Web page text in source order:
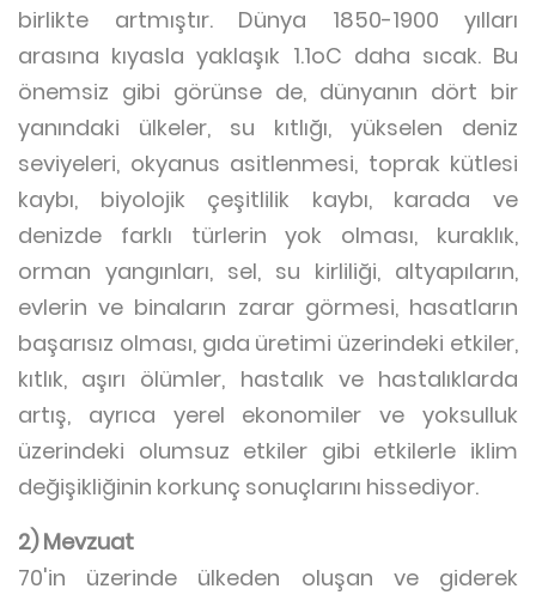
birlikte artmıştır. Dünya 1850-1900 yılları
arasına kıyasla yaklaşık 1.1oC daha sıcak. Bu
önemsiz gibi görünse de, dünyanın dört bir
yanındaki ülkeler, su kıtlığı, yükselen deniz
seviyeleri, okyanus asitlenmesi, toprak kütlesi
kaybı, biyolojik çeşitlilik kaybı, karada ve
denizde farklı türlerin yok olması, kuraklık,
orman yangınları, sel, su kirliliği, altyapıların,
evlerin ve binaların zarar görmesi, hasatların
başarısız olması, gıda üretimi üzerindeki etkiler,
kıtlık, aşırı ölümler, hastalık ve hastalıklarda
artış, ayrıca yerel ekonomiler ve yoksulluk
üzerindeki olumsuz etkiler gibi etkilerle iklim
değişikliğinin korkunç sonuçlarını hissediyor.
2) Mevzuat
70'in üzerinde ülkeden oluşan ve giderek